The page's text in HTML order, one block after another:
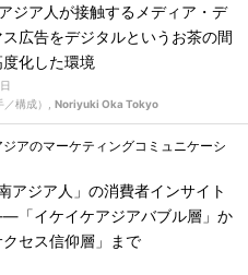
ア人が接触するメディア・デ
広告をデジタルというお茶の間
化した環境
／構成）, Noriyuki Oka Tokyo
ジアのマーケティングコミュニケーシ
ジア人」の消費者インサイト
「イケイケアジアバブル層」か
セス信仰層」まで